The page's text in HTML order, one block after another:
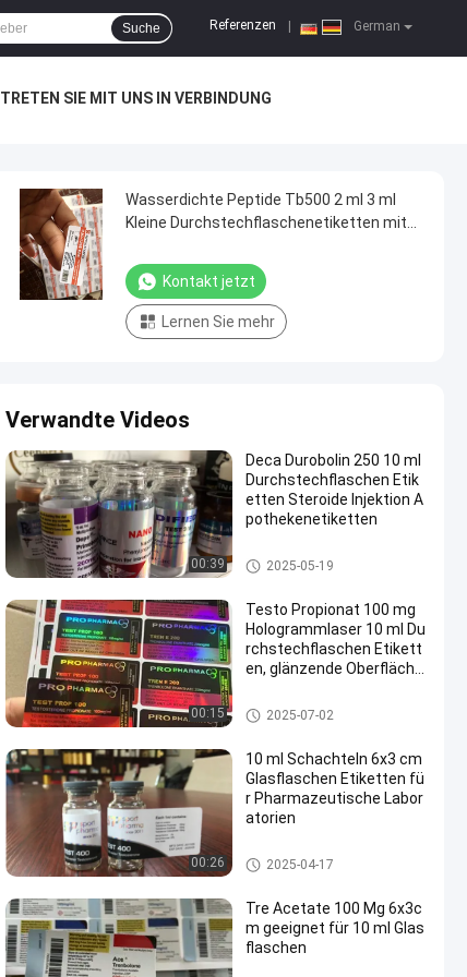
German
Referenzen
Suche
TRETEN SIE MIT UNS IN VERBINDUNG
Wasserdichte Peptide Tb500 2 ml 3 ml
Kleine Durchstechflaschenetiketten mit
Kontakt jetzt
Lernen Sie mehr
Verwandte Videos
00:39
Deca Durobolin 250 10 ml
Durchstechflaschen Etik
etten Steroide Injektion A
pothekenetiketten
Aufkleber der Phiolen-10mL
2025-05-19
00:15
Testo Propionat 100 mg
Hologrammlaser 10 ml Du
rchstechflaschen Etikett
en, glänzende Oberfläche
chflaschenetikette
Glasphiolen-Aufkleber
2025-07-02
00:26
10 ml Schachteln 6x3 cm
Glasflaschen Etiketten fü
r Pharmazeutische Labor
atorien
Glasphiolen-Aufkleber
2025-04-17
Tre Acetate 100 Mg 6x3c
m geeignet für 10 ml Glas
flaschen